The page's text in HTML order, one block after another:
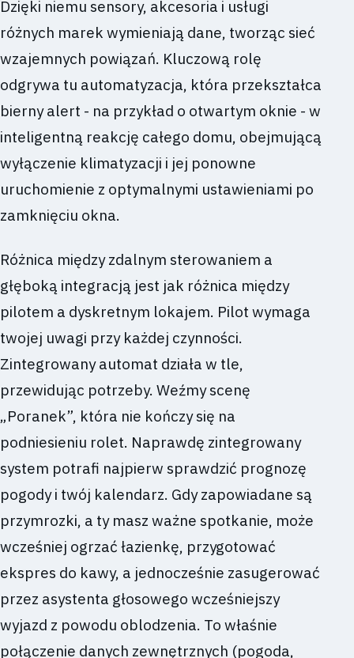
Dzięki niemu sensory, akcesoria i usługi
różnych marek wymieniają dane, tworząc sieć
wzajemnych powiązań. Kluczową rolę
odgrywa tu automatyzacja, która przekształca
bierny alert - na przykład o otwartym oknie - w
inteligentną reakcję całego domu, obejmującą
wyłączenie klimatyzacji i jej ponowne
uruchomienie z optymalnymi ustawieniami po
zamknięciu okna.
Różnica między zdalnym sterowaniem a
głęboką integracją jest jak różnica między
pilotem a dyskretnym lokajem. Pilot wymaga
twojej uwagi przy każdej czynności.
Zintegrowany automat działa w tle,
przewidując potrzeby. Weźmy scenę
„Poranek”, która nie kończy się na
podniesieniu rolet. Naprawdę zintegrowany
system potrafi najpierw sprawdzić prognozę
pogody i twój kalendarz. Gdy zapowiadane są
przymrozki, a ty masz ważne spotkanie, może
wcześniej ogrzać łazienkę, przygotować
ekspres do kawy, a jednocześnie zasugerować
przez asystenta głosowego wcześniejszy
wyjazd z powodu oblodzenia. To właśnie
połączenie danych zewnętrznych (pogoda,